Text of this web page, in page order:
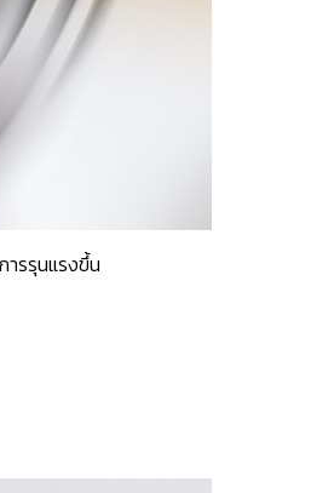
รรุนแรงขึ้น